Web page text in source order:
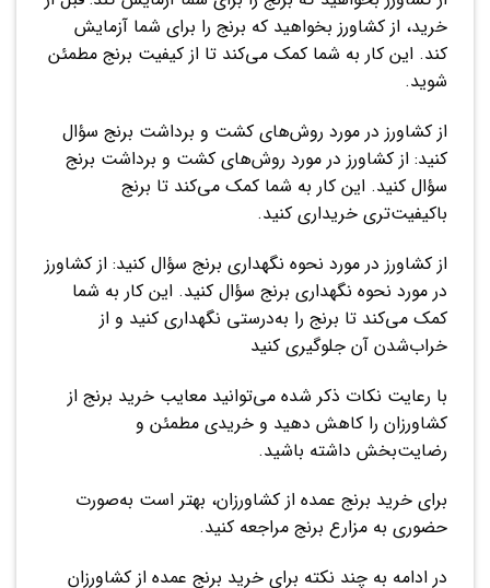
خرید، از کشاورز بخواهید که برنج را برای شما آزمایش
کند. این کار به شما کمک می‌کند تا از کیفیت برنج مطمئن
شوید.
از کشاورز در مورد روش‌های کشت و برداشت برنج سؤال
کنید: از کشاورز در مورد روش‌های کشت و برداشت برنج
سؤال کنید. این کار به شما کمک می‌کند تا برنج
باکیفیت‌تری خریداری کنید.
از کشاورز در مورد نحوه نگهداری برنج سؤال کنید: از کشاورز
در مورد نحوه نگهداری برنج سؤال کنید. این کار به شما
کمک می‌کند تا برنج را به‌درستی نگهداری کنید و از
خراب‌شدن آن جلوگیری کنید
با رعایت نکات ذکر شده می‌توانید معایب خرید برنج از
کشاورزان را کاهش دهید و خریدی مطمئن و
رضایت‌بخش داشته باشید.
برای خرید برنج عمده از کشاورزان، بهتر است به‌صورت
حضوری به مزارع برنج مراجعه کنید.
در ادامه به چند نکته برای خرید برنج عمده از کشاورزان